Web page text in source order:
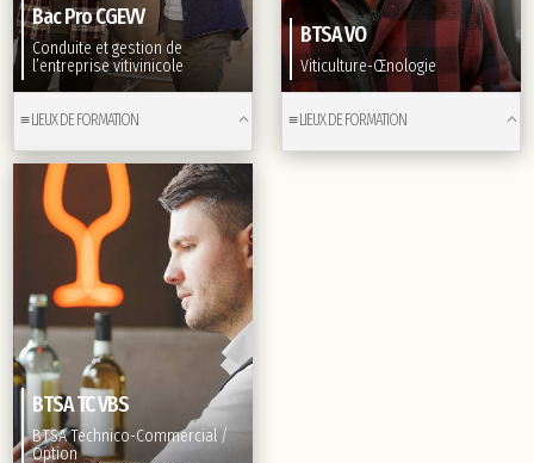
Bac Pro CGEVV
Conduite et gestion de
l’entreprise vitivinicole
≡ LIEUX DE FORMATION
BTSA VO
Viticulture-Œnologie
≡ LIEUX DE FORMATION
BTSA TC VBS
BTSA Technico-Commercial /
Option